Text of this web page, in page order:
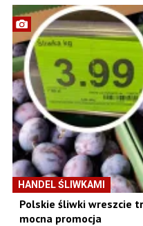
HANDEL ŚLIWKAMI
Polskie śliwki wreszcie
mocna promocja